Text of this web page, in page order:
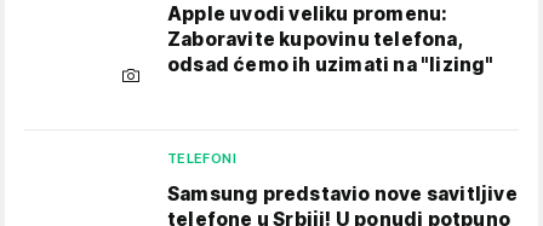
Apple uvodi veliku promenu:
Zaboravite kupovinu telefona,
odsad ćemo ih uzimati na "lizing"
TELEFONI
Samsung predstavio nove savitljive
telefone u Srbiji! U ponudi potpuno